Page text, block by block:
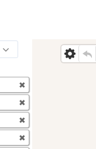
✖
✖
✖
✖